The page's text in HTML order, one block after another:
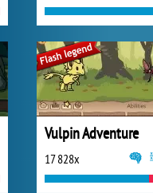
Vulpin Adventure
17 828x